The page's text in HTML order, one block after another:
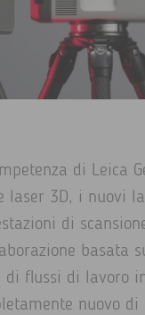
di Leica
laser 3D, i nuovi
di
basata
flussi di lavoro
nuovo di